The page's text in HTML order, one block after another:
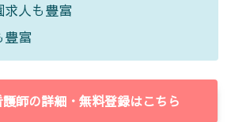
求人も豊富
豊富
師の詳細・無料登録はこちら